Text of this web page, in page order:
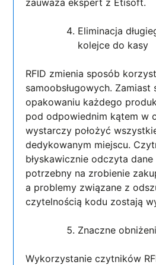
Eliminacja
kolejce do kasy
RFID zmienia sposób
samoobsługowych. Zamiast
opakowaniu każdego
pod odpowiednim kątem w
wystarczy położyć
dedykowanym miejscu.
błyskawicznie odczyta
potrzebny na zrobienie
a problemy związane z
czytelnością kodu zostają
Znaczne
Wykorzystanie czytników